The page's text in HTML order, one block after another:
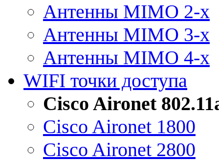
Антенны MIMO 2-x
Антенны MIMO 3-x
Антенны MIMO 4-x
WIFI точки доступа
Cisco Aironet
Cisco Aironet 1800
Cisco Aironet 2800